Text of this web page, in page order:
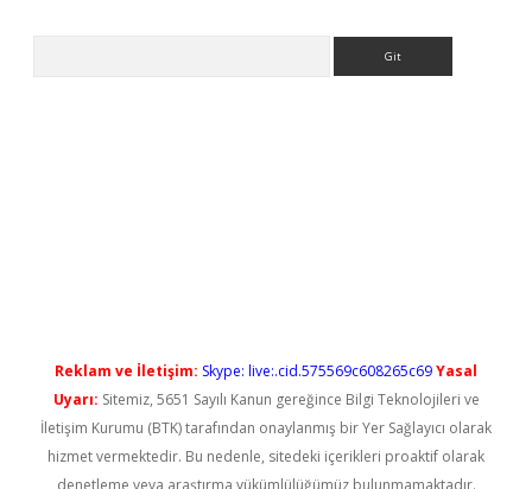
Reklam ve İletişim: Skype: live:.cid.575569c608265c69Yasal
Uyarı: Sitemiz, 5651 Sayılı Kanun gereğince Bilgi Teknolojileri ve
İletişim Kurumu (BTK) tarafından onaylanmış bir Yer Sağlayıcı olarak
hizmet vermektedir. Bu nedenle, sitedeki içerikleri proaktif olarak
denetleme veya araştırma yükümlülüğümüz bulunmamaktadır.